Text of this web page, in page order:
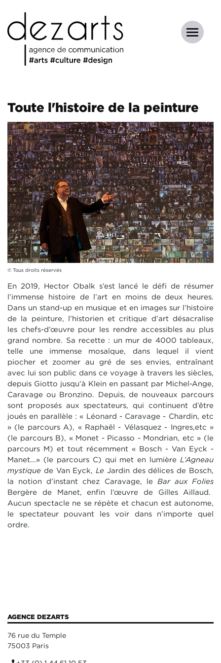
Toute l'histoire de la peinture
© Tous droits réservés
En 2019, Hector Obalk s’est lancé le défi de résumer
l’immense histoire de l’art en moinsde deux heures.
Dans un stand-up en musique et en images sur l’histoire
de la peinture, l’historien et critique d’art désacralise
les chefs-d’œuvre pour les rendre accessibles au plus
grand nombre. Sa recette : un mur de 4000 tableaux,
telle une immense mosaïque, dans lequel il vient
piocher et zoomer au gré de ses envies, entraînant
avec lui son public dans ce voyage à travers les siècles,
depuis Giotto jusqu’à Klein en passant par Michel-Ange,
Caravage ou Bronzino. Depuis, de nouveaux parcours
sont proposés aux spectateurs, qui continuent d’être
joués en parallèle : « Léonard - Caravage - Chardin, etc
» (le parcours A), « Raphaël - Vélasquez - Ingres,etc »
(le parcours B), « Monet - Picasso - Mondrian, etc » (le
parcours M) et tout récemment « Bosch - Van Eyck -
Manet...» (le parcours C) qui met en lumière L’Agneau
mystique de Van Eyck,Le Jardin des délices de Bosch,
la notion d’instant chez Caravage, le Bar aux Folies
Bergère de Manet, enfin l’œuvre de Gilles Aillaud.
Aucun spectacle ne se répète etchacun est autonome,
le spectateur pouvant les voir dans n’importe quel
ordre.
AGENCE DEZARTS
76 rue du Temple
75003 Paris